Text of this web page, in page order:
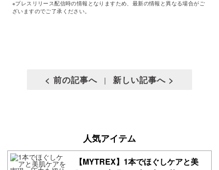
※プレスリリース配信時の情報となりますため、最新の情報と異なる場合がご
ざいますのでご了承ください。
< 前の記事へ | 新しい記事へ >
人気アイテム
【MYTREX】1本でほぐしケアと美